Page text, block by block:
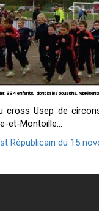
334 enfants, dont ici les poussins,
cross Usep de
et-Montoille...
Républicain du 15